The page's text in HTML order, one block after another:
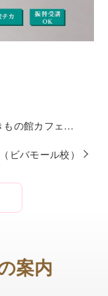
癒し時間（きもの館校）
（ビバモール校）
案内